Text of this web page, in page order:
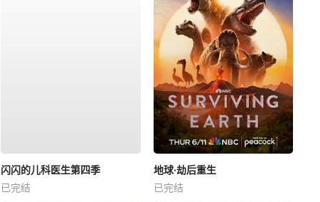
闪闪的儿科医生第四季
已完结
地球·劫后重生
已完结